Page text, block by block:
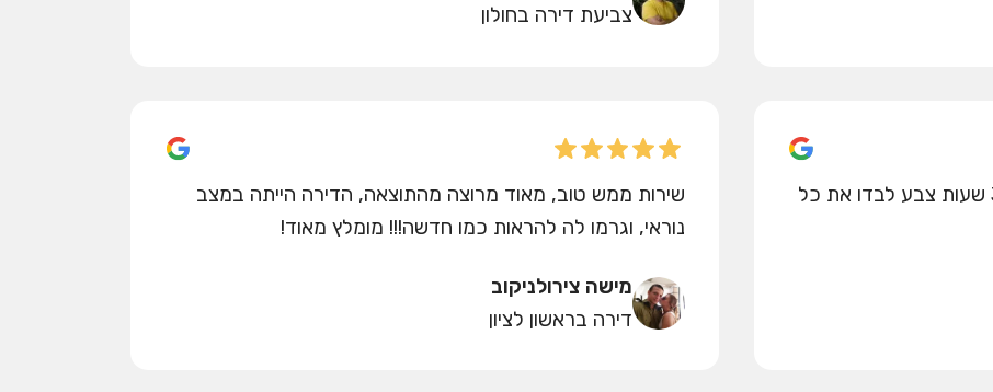
צביעת דירה בחולון
שירות מדהים איכותי ומאוד מהיר. תוך 3 שעות צבע לבדו את כל
שירות ממש טוב, מאוד מרוצה מהתוצאה, הדירה הייתה במצב
נוראי, וגרמו לה להראות כמו חדשה!!! מומלץ מאוד!
מישה צירולניקוב
דירה בראשון לציון